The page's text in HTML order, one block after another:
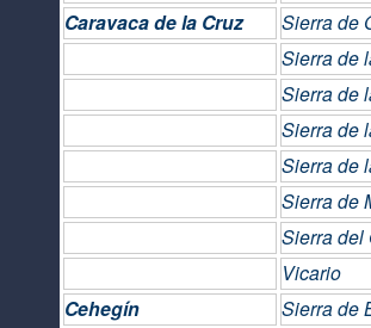
Caravaca de la Cruz
Sierra de
Sierra de
Sierra de
Sierra de
Sierra de
Sierra de
Sierra del
Vicario
Cehegín
Sierra de